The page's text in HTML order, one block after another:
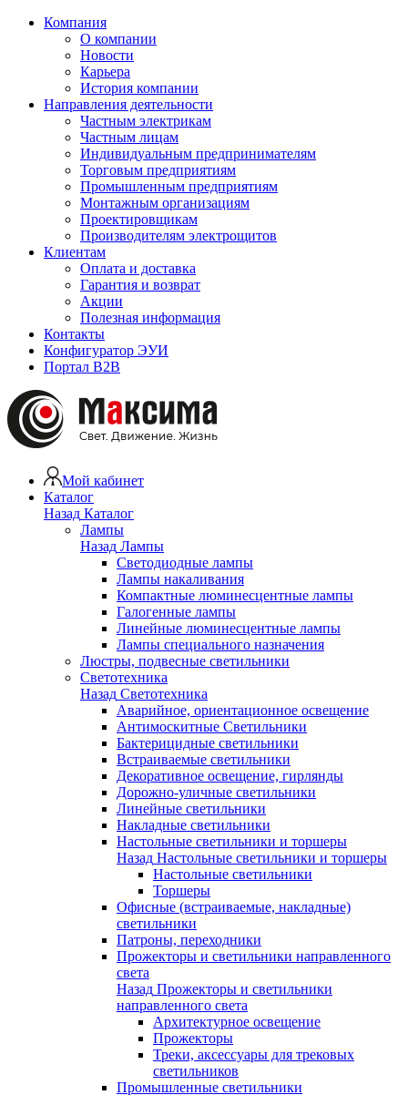
Компания
О компании
Новости
Карьера
История компании
Направления деятельности
Частным электрикам
Частным лицам
Индивидуальным предпринимателям
Торговым предприятиям
Промышленным предприятиям
Монтажным организациям
Проектировщикам
Производителям электрощитов
Клиентам
Оплата и доставка
Гарантия и возврат
Акции
Полезная информация
Контакты
Конфигуратор ЭУИ
Портал B2B
Мой кабинет
Каталог
Назад Каталог
Лампы
Назад Лампы
Светодиодные лампы
Лампы накаливания
Компактные люминесцентные лампы
Галогенные лампы
Линейные люминесцентные лампы
Лампы специального назначения
Люстры, подвесные светильники
Светотехника
Назад Светотехника
Аварийное, ориентационное освещение
Антимоскитные Светильники
Бактерицидные светильники
Встраиваемые светильники
Декоративное освещение, гирлянды
Дорожно-уличные светильники
Линейные светильники
Накладные светильники
Настольные светильники и торшеры
Назад Настольные светильники и торшеры
Настольные светильники
Торшеры
Офисные (встраиваемые, накладные)
светильники
Патроны, переходники
Прожекторы и светильники направленного
света
Назад Прожекторы и светильники
направленного света
Архитектурное освещение
Прожекторы
Треки, аксессуары для трековых
светильников
Промышленные светильники